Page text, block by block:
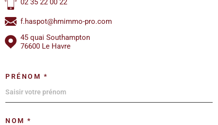
02 35 22 00 22
f.haspot@hmimmo-pro.com
45 quai Southampton
76600 Le Havre
PRÉNOM *
NOM *